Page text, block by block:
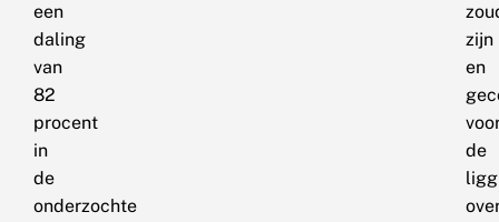
een
daling
van
82
procent
in
de
onderzochte
zijn
en
de